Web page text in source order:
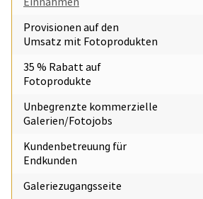
Provisionen auf den
Umsatz mit Fotoprodukten
35 % Rabatt auf
Fotoprodukte
Unbegrenzte kommerzielle
Galerien/Fotojobs
Kundenbetreuung für
Endkunden
Galeriezugangsseite